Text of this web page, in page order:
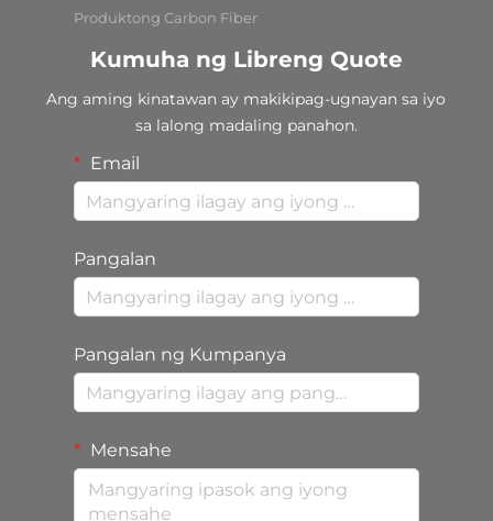
Produktong Carbon Fiber
Kumuha ng Libreng Quote
Ang aming kinatawan ay makikipag-ugnayan sa iyo
sa lalong madaling panahon.
Email
Pangalan
Pangalan ng Kumpanya
Mensahe